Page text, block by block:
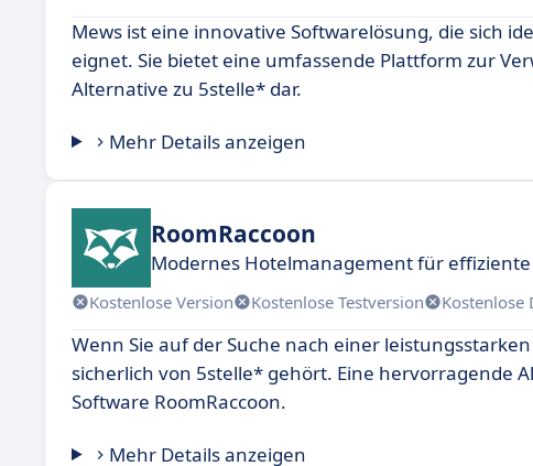
Mews ist eine innovative Softwarelösung, die sich
eignet. Sie bietet eine umfassende Plattform zur
Alternative zu 5stelle* dar.
Mehr Details anzeigen
RoomRaccoon
Modernes Hotelmanagement für
Kostenlose Version Kostenlose Testversion Kostenlose
Wenn Sie auf der Suche nach einer
sicherlich von 5stelle* gehört. Eine hervorragende
Software RoomRaccoon.
Mehr Details anzeigen